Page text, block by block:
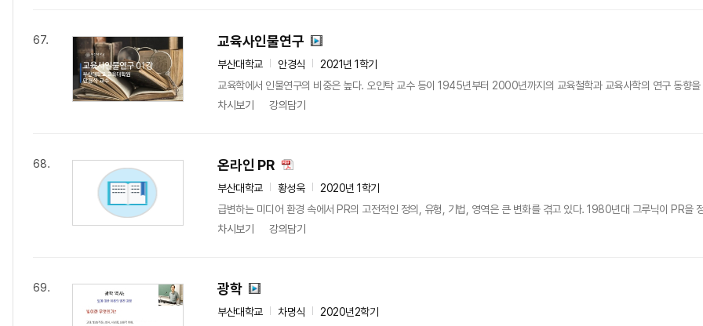
67. 교육사인물연구
부산대학교 안경식
2021년 1학기
교육학에서 인물연구의 비중은 높다. 오인탁 교수 등이 1945년부터 2000년까지의 교육철학과 교육사학의 연구 동향
차시보기
강의담기
68. 온라인 PR
부산대학교 황성욱
2020년 1학기
급변하는 미디어 환경 속에서 PR의 고전적인 정의, 유형, 기법, 영역은 큰 변화를 겪고 있다. 1980년대 그루닉이 PR을
차시보기
강의담기
69. 광학
부산대학교 차명식
2020년2학기